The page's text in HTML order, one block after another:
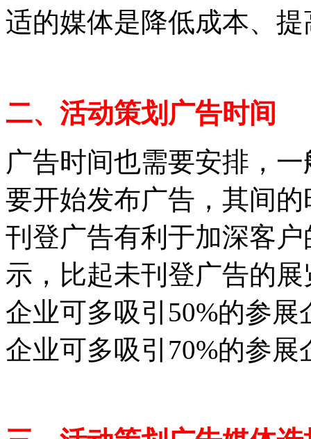
适的媒体是降低成本、
二、活动策划广告时间
广告时间也需要安排，
要开始发布广告，其间
刊登广告有利于加深客
示，比起未刊登广告的
企业可多吸引50%的参
企业可多吸引70%的参展